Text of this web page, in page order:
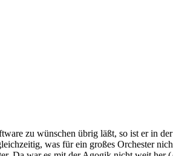
zu wünschen übrig läßt, so ist er in
was für ein großes Orchester